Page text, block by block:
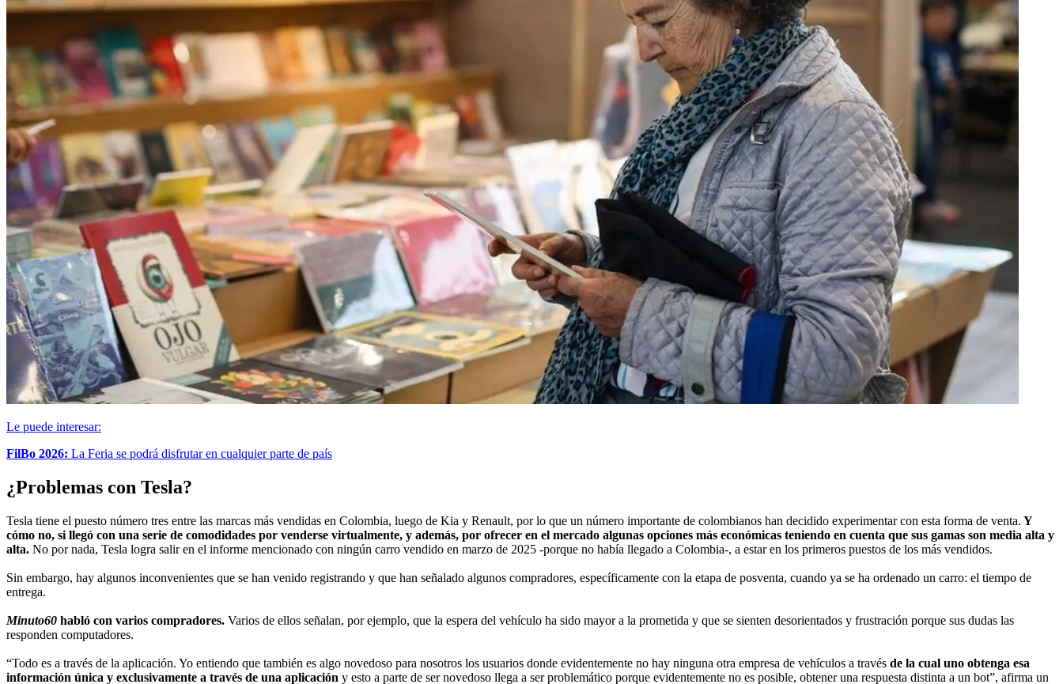
Le puede interesar:
FilBo 2026: La Feria se podrá disfrutar en cualquier parte de país
¿Problemas con Tesla?
Tesla tiene el puesto número tres entre las marcas más vendidas en Colombia, luego de Kia y Renault, por lo que un número importante de colombianos han decidido experimentar con esta forma de venta. Y
cómo no, si llegó con una serie de comodidades por venderse virtualmente, y además, por ofrecer en el mercado algunas opciones más económicas teniendo en cuenta que sus gamas son media alta y
alta. No por nada, Tesla logra salir en el informe mencionado con ningún carro vendido en marzo de 2025 -porque no había llegado a Colombia-, a estar en los primeros puestos de los más vendidos.
Sin embargo, hay algunos inconvenientes que se han venido registrando y que han señalado algunos compradores, específicamente con la etapa de posventa, cuando ya se ha ordenado un carro: el tiempo de
entrega.
Minuto60 habló con varios compradores. Varios de ellos señalan, por ejemplo, que la espera del vehículo ha sido mayor a la prometida y que se sienten desorientados y frustración porque sus dudas las
responden computadores.
“Todo es a través de la aplicación. Yo entiendo que también es algo novedoso para nosotros los usuarios donde evidentemente no hay ninguna otra empresa de vehículos a través de la cual uno obtenga esa
información única y exclusivamente a través de una aplicación y esto a parte de ser novedoso llega a ser problemático porque evidentemente no es posible, obtener una respuesta distinta a un bot”, afirma un